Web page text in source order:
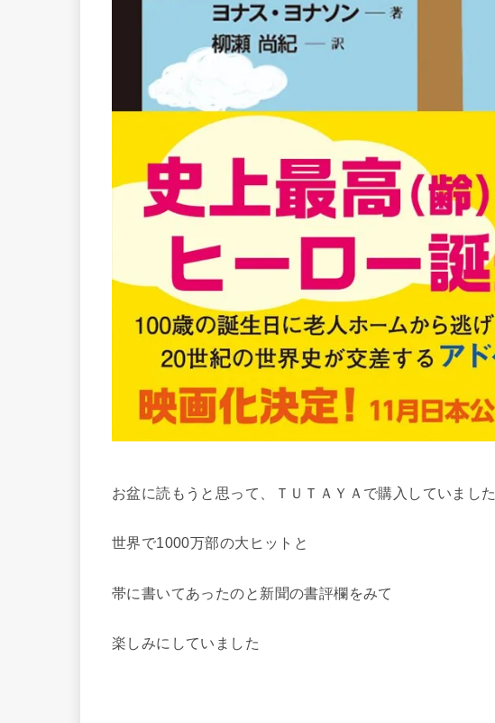
お盆に読もうと思って、ＴＵＴＡＹＡで購入していました
世界で1000万部の大ヒットと
帯に書いてあったのと新聞の書評欄をみて
楽しみにしていました